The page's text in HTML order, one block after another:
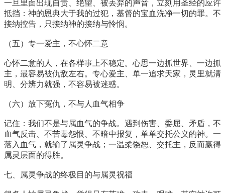
一旦里面出现自责、绝望、被丢弃的声音，立刻用圣经的应许
抵挡：神的恩典大于我的过犯，基督的宝血洗净一切的罪。不
接纳控告，只接纳神的接纳与怜悯。
（五）专一爱主，不心怀二意
心怀二意的人，在各样事上不稳定。心思一边抓世界、一边抓
主，最容易被仇敌左右。专心爱主、单一追求天家，灵里就清
明、分辨力就强，不容易被迷惑。
（六）放下冤仇，不与人血气相争
记住：我们不是与属血气的争战。遇到伤害、委屈、矛盾，不
血气反击、不苦毒怨恨、不暗中报复，单单交托公义的神。一
落入血气，就输了属灵争战；一温柔饶恕、交托主，反而赢得
属灵层面的得胜。
七、属灵争战的终极目的与属灵祝福